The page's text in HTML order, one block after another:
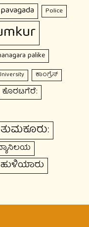
pavagada Police
palike
ಕಾಂಗ್ರೆಸ್
ಕೊರಟಗೆರೆ:
ತುಮಕೂರು:
ಹುಳಿಯಾರು